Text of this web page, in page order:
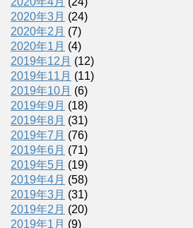
2020年3月 (24)
2020年2月 (7)
2020年1月 (4)
2019年12月 (12)
2019年11月 (11)
2019年10月 (6)
2019年9月 (18)
2019年8月 (31)
2019年7月 (76)
2019年6月 (71)
2019年5月 (19)
2019年4月 (58)
2019年3月 (31)
2019年2月 (20)
2019年1月 (9)